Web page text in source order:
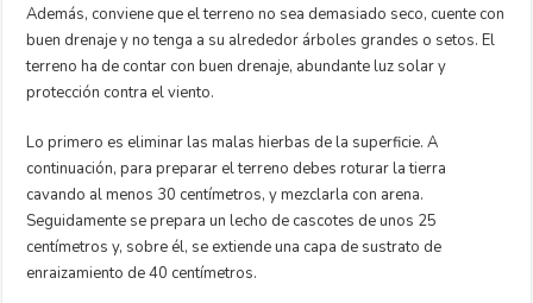
Además, conviene que el terreno no sea demasiado seco, cuente con
buen drenaje y no tenga a su alrededor árboles grandes o setos. El
terreno ha de contar con buen drenaje, abundante luz solar y
protección contra el viento.
Lo primero es eliminar las malas hierbas de la superficie. A
continuación, para preparar el terreno debes roturar la tierra
cavando al menos 30 centímetros, y mezclarla con arena.
Seguidamente se prepara un lecho de cascotes de unos 25
centímetros y, sobre él, se extiende una capa de sustrato de
enraizamiento de 40 centímetros.